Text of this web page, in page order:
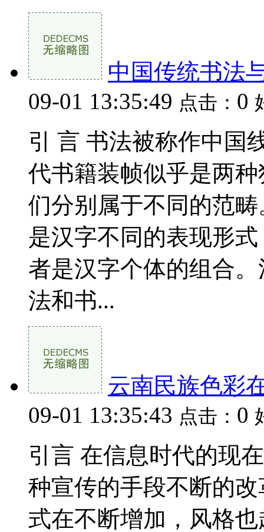
中国传统书法
09-01 13:35:49 点击： 0
引 言 书法被称作中国
代书籍装帧似乎是两
们分别属于不同的范
是汉字不同的表现形
者是汉字个体的组合
法和书...
云南民族色彩
09-01 13:35:43 点击： 0
引言 在信息时代的现
种宣传的手段不断的
式在不断增加，风格